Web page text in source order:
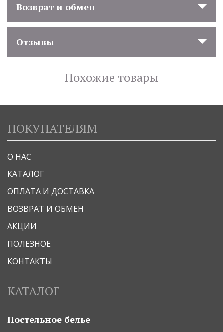
Возврат и обмен
Отзывы
Похожие товары
ПОКУПАТЕЛЯМ
О НАС
КАТАЛОГ
ОПЛАТА И ДОСТАВКА
ВОЗВРАТ И ОБМЕН
АКЦИИ
ПОЛЕЗНОЕ
КОНТАКТЫ
КАТАЛОГ
Постельное белье